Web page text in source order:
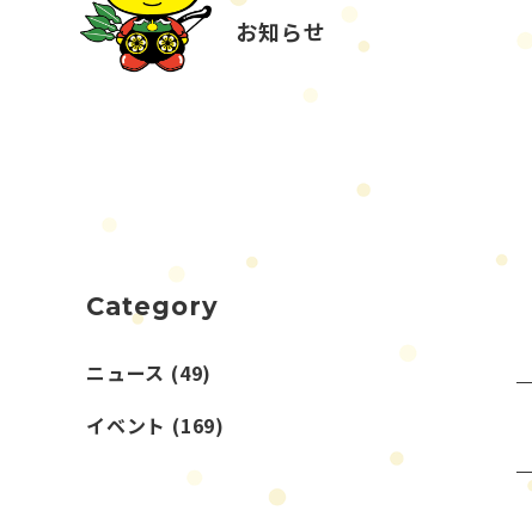
お知らせ
Category
ニュース (49)
イベント (169)